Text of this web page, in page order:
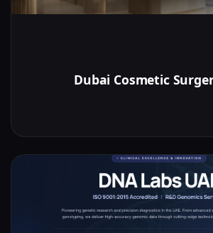
Dubai Cosmetic